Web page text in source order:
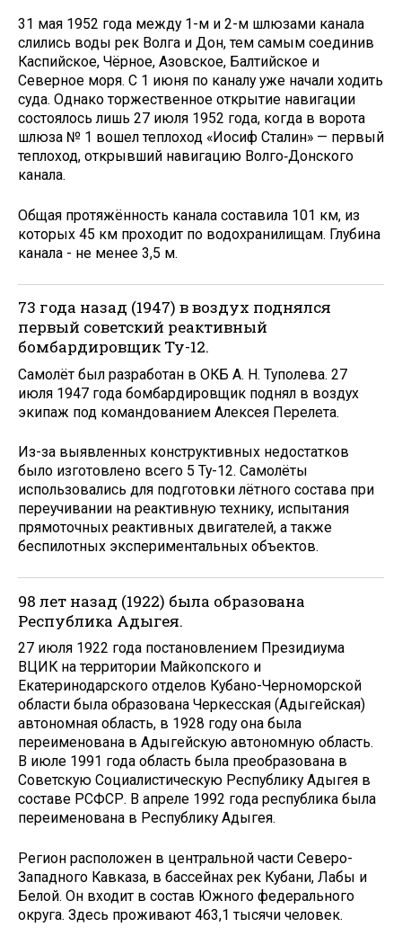
31 мая 1952 года между 1-м и 2-м шлюзами канала
слились воды рек Волга и Дон, тем самым соединив
Каспийское, Чёрное, Азовское, Балтийское и
Северное моря. С 1 июня по каналу уже начали ходить
суда. Однако торжественное открытие навигации
состоялось лишь 27 июля 1952 года, когда в ворота
шлюза № 1 вошел теплоход «Иосиф Сталин» — первый
теплоход, открывший навигацию Волго‑Донского
канала.
Общая протяжённость канала составила 101 км, из
которых 45 км проходит по водохранилищам. Глубина
канала - не менее 3,5 м.
73 года назад (1947) в воздух поднялся
первый советский реактивный
бомбардировщик Ту-12.
Самолёт был разработан в ОКБ А. Н. Туполева. 27
июля 1947 года бомбардировщик поднял в воздух
экипаж под командованием Алексея Перелета.
Из-за выявленных конструктивных недостатков
было изготовлено всего 5 Ту-12. Самолёты
использовались для подготовки лётного состава при
переучивании на реактивную технику, испытания
прямоточных реактивных двигателей, а также
беспилотных экспериментальных объектов.
98 лет назад (1922) была образована
Республика Адыгея.
27 июля 1922 года постановлением Президиума
ВЦИК на территории Майкопского и
Екатеринодарского отделов Кубано-Черноморской
области была образована Черкесская (Адыгейская)
автономная область, в 1928 году она была
переименована в Адыгейскую автономную область.
В июле 1991 года область была преобразована в
Советскую Социалистическую Республику Адыгея в
составе РСФСР. В апреле 1992 года республика была
переименована в Республику Адыгея.
Регион расположен в центральной части Северо-
Западного Кавказа, в бассейнах рек Кубани, Лабы и
Белой. Он входит в состав Южного федерального
округа. Здесь проживают 463,1 тысячи человек.